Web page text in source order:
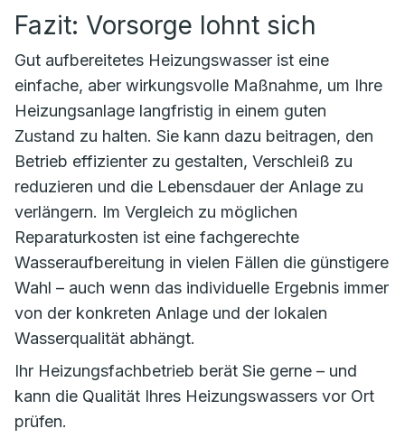
Fazit: Vorsorge lohnt sich
Gut aufbereitetes Heizungswasser ist eine
einfache, aber wirkungsvolle Maßnahme, um Ihre
Heizungsanlage langfristig in einem guten
Zustand zu halten. Sie kann dazu beitragen, den
Betrieb effizienter zu gestalten, Verschleiß zu
reduzieren und die Lebensdauer der Anlage zu
verlängern. Im Vergleich zu möglichen
Reparaturkosten ist eine fachgerechte
Wasseraufbereitung in vielen Fällen die günstigere
Wahl – auch wenn das individuelle Ergebnis immer
von der konkreten Anlage und der lokalen
Wasserqualität abhängt.
Ihr Heizungsfachbetrieb berät Sie gerne – und
kann die Qualität Ihres Heizungswassers vor Ort
prüfen.